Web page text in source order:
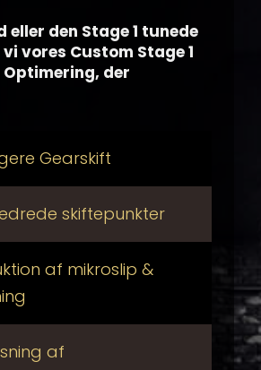
eller den Stage 1 tunede
vores Custom Stage 1
Optimering, der
Gearskift
skiftepunkter
af mikroslip &
af